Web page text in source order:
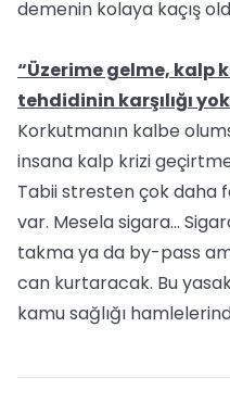
demenin kolaya kaçış
“Üzerime gelme, kalp
tehdidinin karşılığı
Korkutmanın kalbe
insana kalp krizi
Tabii stresten çok daha
var. Mesela sigara...
takma ya da by-pass
can kurtaracak. Bu
kamu sağlığı